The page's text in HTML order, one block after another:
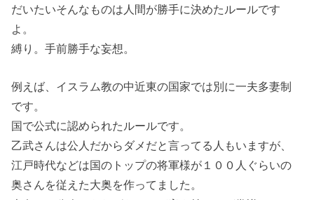
だいたいそんなものは人間が勝手に決めたルールです
よ。
縛り。手前勝手な妄想。
例えば、イスラム教の中近東の国家では別に一夫多妻制
です。
国で公式に認められたルールです。
乙武さんは公人だからダメだと言ってる人もいますが、
江戸時代などは国のトップの将軍様が１００人ぐらいの
奥さんを従えた大奥を作ってました。